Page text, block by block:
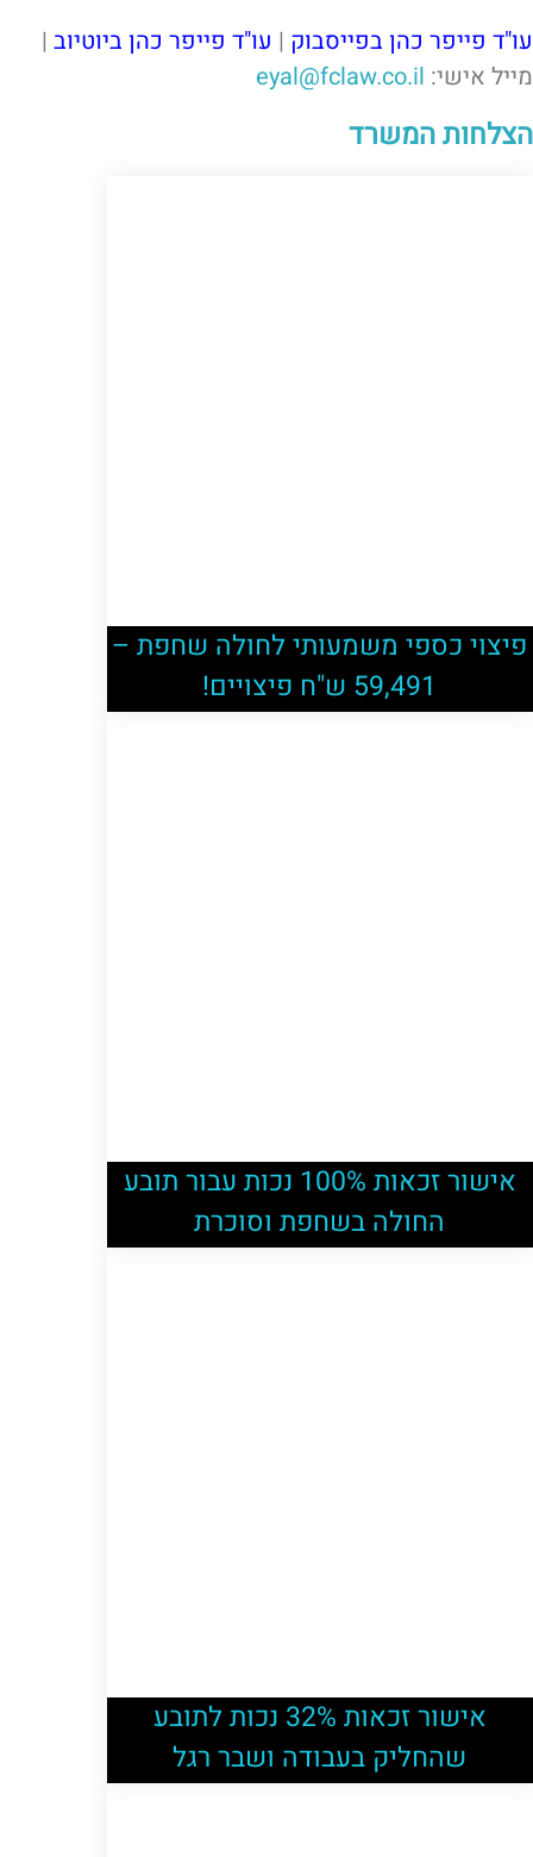
עו"ד פייפר כהן בפייסבוק | עו"ד פייפר כהן ביוטיוב |
מייל אישי: eyal@fclaw.co.il
הצלחות המשרד
פיצוי כספי משמעותי לחולה שחפת –
59,491 ש"ח פיצויים!
אישור זכאות 100% נכות עבור תובע
החולה בשחפת וסוכרת
אישור זכאות 32% נכות לתובע
שהחליק בעבודה ושבר רגל